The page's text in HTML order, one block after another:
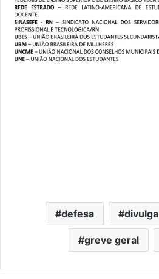
defesa divulga
greve geral